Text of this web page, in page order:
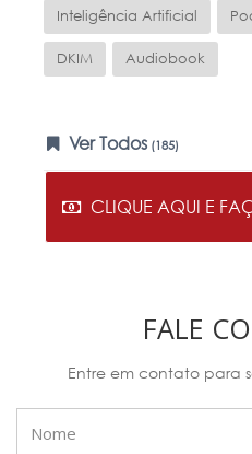
Inteligência Artificial
DKIM Audiobook
Ver Todos (185)
CLIQUE AQUI E
FALE
Entre em contato para